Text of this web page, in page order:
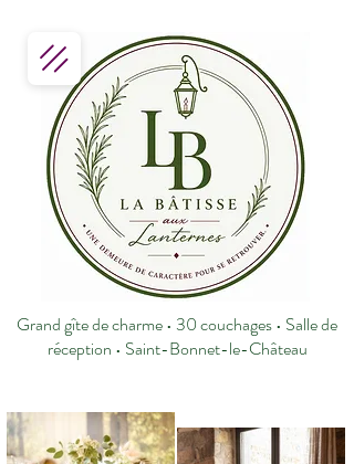
Grand gîte de charme • 30 couchages • Salle de
réception • Saint-Bonnet-le-Château